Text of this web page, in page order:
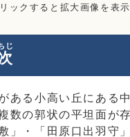
ックすると拡大画像を表示
じ
ある小高い丘にある
数の郭状の平坦面が
」・「田原口出羽守